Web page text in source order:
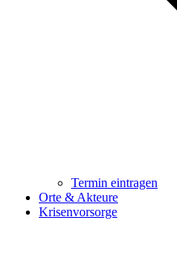
Termin eintragen
Orte & Akteure
Krisenvorsorge